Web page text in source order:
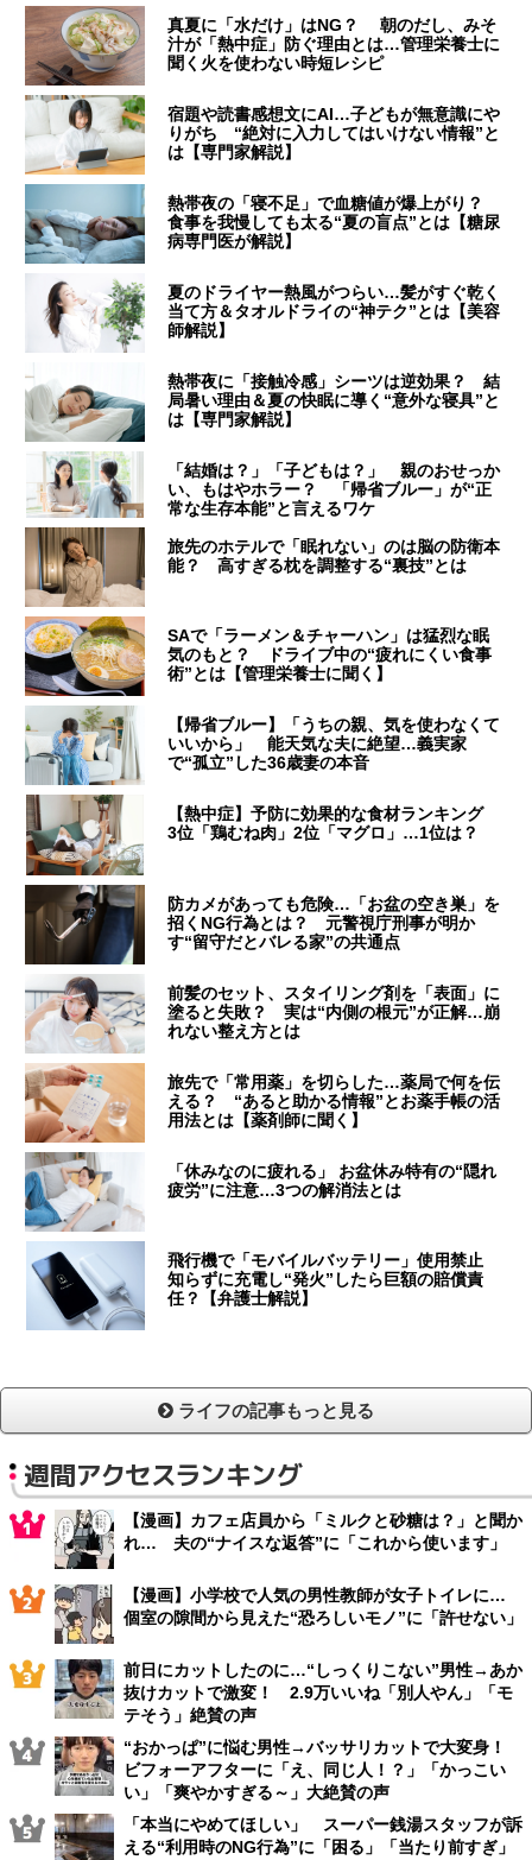
真夏に「水だけ」はNG？ 朝のだし、みそ
汁が「熱中症」防ぐ理由とは…管理栄養士に
聞く火を使わない時短レシピ
宿題や読書感想文にAI…子どもが無意識にや
りがち “絶対に入力してはいけない情報”と
は【専門家解説】
熱帯夜の「寝不足」で血糖値が爆上がり？
食事を我慢しても太る“夏の盲点”とは【糖尿
病専門医が解説】
夏のドライヤー熱風がつらい…髪がすぐ乾く
当て方＆タオルドライの“神テク”とは【美容
師解説】
熱帯夜に「接触冷感」シーツは逆効果？ 結
局暑い理由＆夏の快眠に導く“意外な寝具”と
は【専門家解説】
「結婚は？」「子どもは？」 親のおせっか
い、もはやホラー？ 「帰省ブルー」が“正
常な生存本能”と言えるワケ
旅先のホテルで「眠れない」のは脳の防衛本
能？ 高すぎる枕を調整する“裏技”とは
SAで「ラーメン＆チャーハン」は猛烈な眠
気のもと？ ドライブ中の“疲れにくい食事
術”とは【管理栄養士に聞く】
【帰省ブルー】「うちの親、気を使わなくて
いいから」 能天気な夫に絶望…義実家
で“孤立”した36歳妻の本音
【熱中症】予防に効果的な食材ランキング
3位「鶏むね肉」2位「マグロ」…1位は？
防カメがあっても危険…「お盆の空き巣」を
招くNG行為とは？ 元警視庁刑事が明か
す“留守だとバレる家”の共通点
前髪のセット、スタイリング剤を「表面」に
塗ると失敗？ 実は“内側の根元”が正解…崩
れない整え方とは
旅先で「常用薬」を切らした…薬局で何を伝
える？ “あると助かる情報”とお薬手帳の活
用法とは【薬剤師に聞く】
「休みなのに疲れる」 お盆休み特有の“隠れ
疲労”に注意…3つの解消法とは
飛行機で「モバイルバッテリー」使用禁止
知らずに充電し“発火”したら巨額の賠償責
任？【弁護士解説】
ライフの記事もっと見る
週間アクセスランキング
【漫画】カフェ店員から「ミルクと砂糖は？」と聞か
れ… 夫の“ナイスな返答”に「これから使います」
【漫画】小学校で人気の男性教師が女子トイレに…
個室の隙間から見えた“恐ろしいモノ”に「許せない」
前日にカットしたのに…“しっくりこない”男性→あか
抜けカットで激変！ 2.9万いいね「別人やん」「モ
テそう」絶賛の声
“おかっぱ”に悩む男性→バッサリカットで大変身！
ビフォーアフターに「え、同じ人！？」「かっこい
い」「爽やかすぎる～」大絶賛の声
「本当にやめてほしい」 スーパー銭湯スタッフが訴
える“利用時のNG行為”に「困る」「当たり前すぎ」